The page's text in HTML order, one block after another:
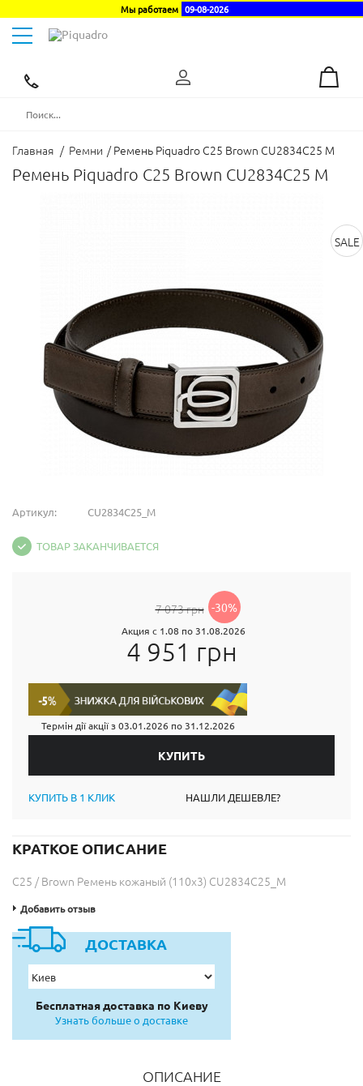
Мы работаем 09-08-2026
Toggle
navigation
Главная / Ремни / Ремень Piquadro C25 Brown CU2834C25 M
Ремень Piquadro C25 Brown CU2834C25 M
SALE
Артикул: CU2834C25_M
ТОВАР ЗАКАНЧИВАЕТСЯ
7 073 грн -30%
Акция с 1.08 по 31.08.2026
4 951 грн
Термін дії акції з03.01.2026 по 31.12.2026
КУПИТЬ В 1 КЛИК НАШЛИ ДЕШЕВЛЕ?
КРАТКОЕ ОПИСАНИЕ
C25 / Brown Ремень кожаный (110x3) CU2834C25_M
Добавить отзыв
ДОСТАВКА
Бесплатная доставка по Киеву
Узнать больше о доставке
ОПИСАНИЕ